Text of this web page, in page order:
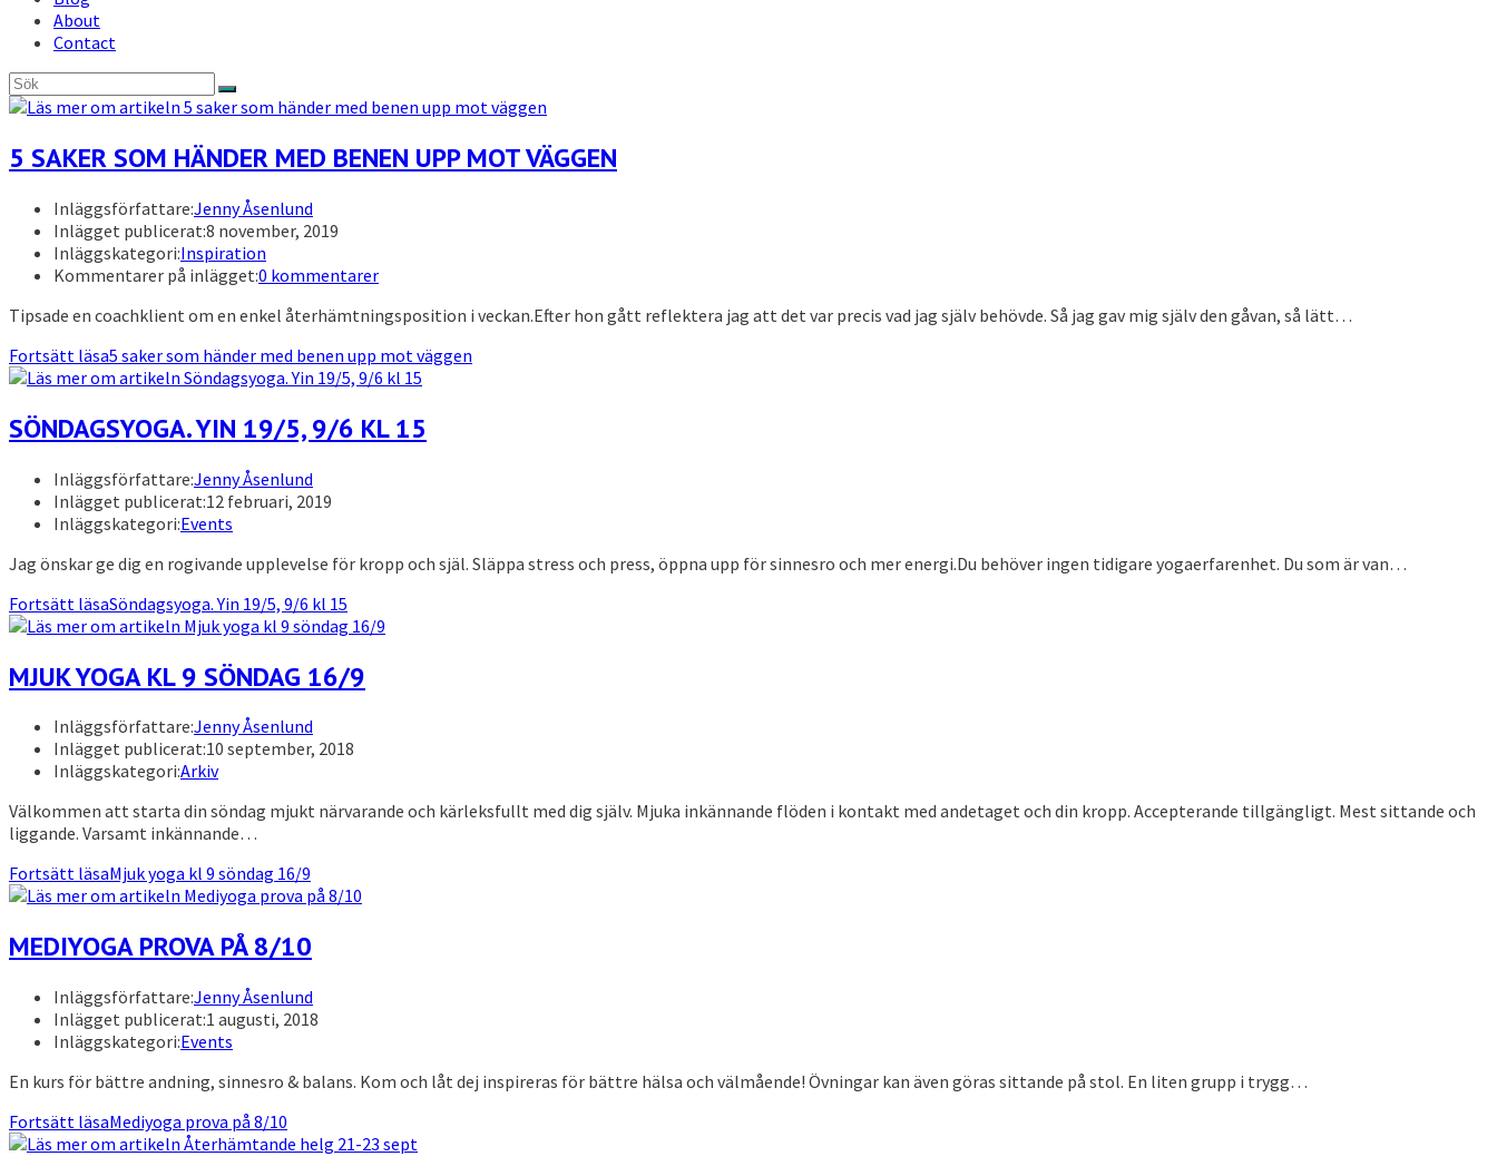
About
Contact
5 SAKER SOM HÄNDER MED BENEN UPP MOT VÄGGEN
Inläggsförfattare:Jenny Åsenlund
Inlägget publicerat:8 november, 2019
Inläggskategori:Inspiration
Kommentarer på inlägget:0 kommentarer
Tipsade en coachklient om en enkel återhämtningsposition i veckan.Efter hon gått reflektera jag att det var precis vad jag själv behövde. Så jag gav mig själv den gåvan, så lätt…
Fortsätt läsa5 saker som händer med benen upp mot väggen
SÖNDAGSYOGA. YIN 19/5, 9/6 KL 15
Inläggsförfattare:Jenny Åsenlund
Inlägget publicerat:12 februari, 2019
Inläggskategori:Events
Jag önskar ge dig en rogivande upplevelse för kropp och själ. Släppa stress och press, öppna upp för sinnesro och mer energi.Du behöver ingen tidigare yogaerfarenhet. Du som är van…
Fortsätt läsaSöndagsyoga. Yin 19/5, 9/6 kl 15
MJUK YOGA KL 9 SÖNDAG 16/9
Inläggsförfattare:Jenny Åsenlund
Inlägget publicerat:10 september, 2018
Inläggskategori:Arkiv
Välkommen att starta din söndag mjukt närvarande och kärleksfullt med dig själv. Mjuka inkännande flöden i kontakt med andetaget och din kropp. Accepterande tillgängligt. Mest sittande och
liggande. Varsamt inkännande…
Fortsätt läsaMjuk yoga kl 9 söndag 16/9
MEDIYOGA PROVA PÅ 8/10
Inläggsförfattare:Jenny Åsenlund
Inlägget publicerat:1 augusti, 2018
Inläggskategori:Events
En kurs för bättre andning, sinnesro & balans. Kom och låt dej inspireras för bättre hälsa och välmående! Övningar kan även göras sittande på stol. En liten grupp i trygg…
Fortsätt läsaMediyoga prova på 8/10